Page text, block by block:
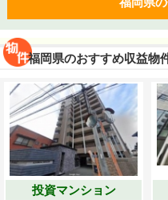
福岡県のおすすめ収益物
投資マンション